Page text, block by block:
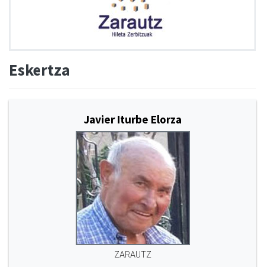
Eskertza
Javier Iturbe Elorza
ZARAUTZ